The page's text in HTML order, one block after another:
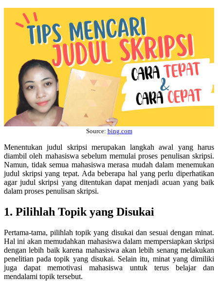
Source: bing.com
Menentukan judul skripsi merupakan langkah awal yang harus
diambil oleh mahasiswa sebelum memulai proses penulisan skripsi.
Namun, tidak semua mahasiswa merasa mudah dalam menemukan
judul skripsi yang tepat. Ada beberapa hal yang perlu diperhatikan
agar judul skripsi yang ditentukan dapat menjadi acuan yang baik
dalam proses penulisan skripsi.
1. Pilihlah Topik yang Disukai
Pertama-tama, pilihlah topik yang disukai dan sesuai dengan minat.
Hal ini akan memudahkan mahasiswa dalam mempersiapkan skripsi
dengan lebih baik karena mahasiswa akan lebih senang melakukan
penelitian pada topik yang disukai. Selain itu, minat yang dimiliki
juga dapat memotivasi mahasiswa untuk terus belajar dan
mendalami topik tersebut.